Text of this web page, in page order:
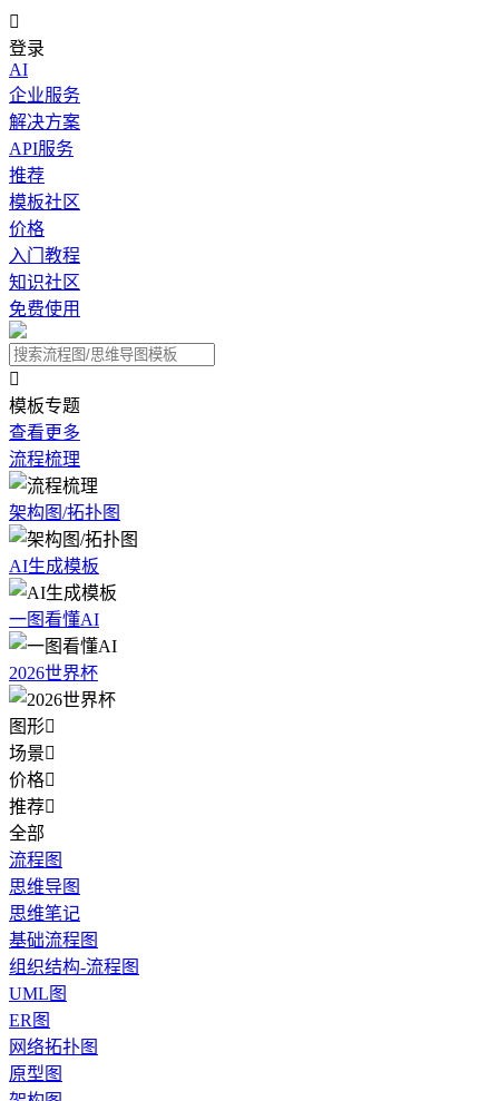

登录
AI
企业服务
解决方案
API服务
推荐
模板社区
价格
入门教程
知识社区
免费使用

模板专题
查看更多
流程梳理
架构图/拓扑图
AI生成模板
一图看懂AI
2026世界杯
图形
场景
价格
推荐
全部
流程图
思维导图
思维笔记
基础流程图
组织结构-流程图
UML图
ER图
网络拓扑图
原型图